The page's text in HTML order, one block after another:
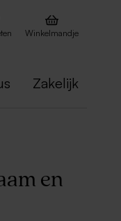
Winkelmandje
Zakelijk
en